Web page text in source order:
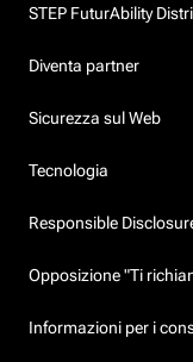
STEP FuturAbility
Diventa partner
Sicurezza sul Web
Tecnologia
Responsible
Opposizione "Ti
Informazioni per i